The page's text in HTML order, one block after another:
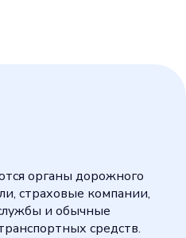
органы дорожного
страховые компании,
и обычные
средств.